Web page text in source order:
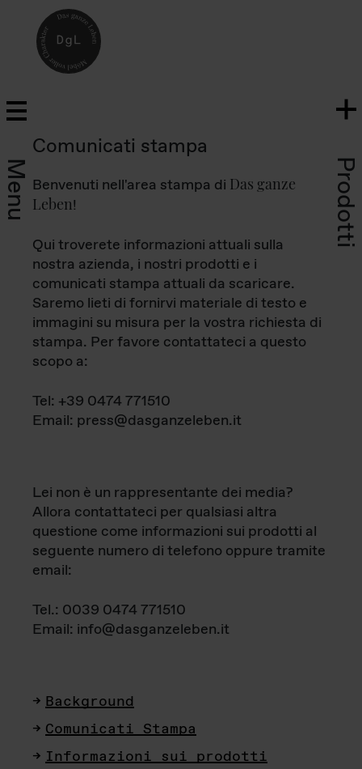
Menu Prodotti
Comunicati stampa
Benvenuti nell'area stampa di Das ganze
Leben!
Qui troverete informazioni attuali sulla
nostra azienda, i nostri prodotti e i
comunicati stampa attuali da scaricare.
Saremo lieti di fornirvi materiale di testo e
immagini su misura per la vostra richiesta di
stampa. Per favore contattateci a questo
scopo a:
Tel: +39 0474 771510
Email: press@dasganzeleben.it
Lei non è un rappresentante dei media?
Allora contattateci per qualsiasi altra
questione come informazioni sui prodotti al
seguente numero di telefono oppure tramite
email:
Tel.: 0039 0474 771510
Email: info@dasganzeleben.it
Background
Comunicati Stampa
Informazioni sui prodotti